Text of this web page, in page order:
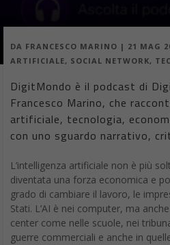
DA FRANCESCO MARINO | 21 MAG
ARTIFICIALE, SOCIAL NETWORK,
DigitMondo è il podcast di
Francesco Marino, che
artificiale, tecnologia,
con uno sguardo narrativo,
L’intelligenza artificiale non è più
diventata una forza economica e
grado di cambiare il lavoro, le
Stati. L’AI è nei computer, ma
center come nelle scuole, nei
guerre commerciali e anche in